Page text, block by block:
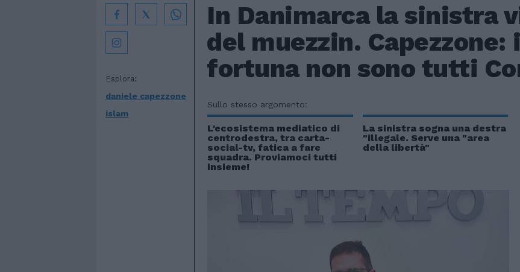
In Danimarca la sinistra
del muezzin. Capezzone:
fortuna non sono tutti
Esplora:
daniele capezzone
islam
Sullo stesso argomento:
L'ecosistema mediatico di
centrodestra, tra carta-
social-tv, fatica a fare
squadra. Proviamoci tutti
insieme!
La sinistra sogna una destra
"illegale. Serve una "area
della libertà"